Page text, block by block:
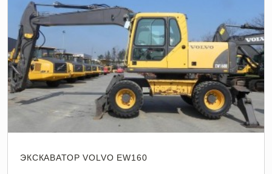
ЭКСКАВАТОР VOLVO EW160